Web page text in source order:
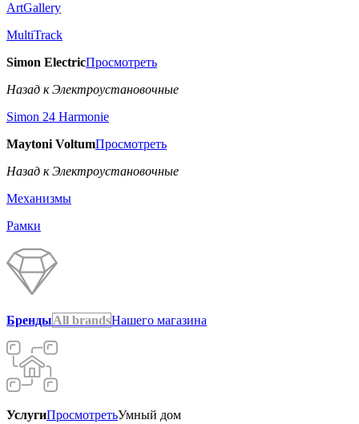
ArtGallery
MultiTrack
Simon ElectricПросмотреть
Назад к Электроустановочные
Simon 24 Harmonie
Maytoni VoltumПросмотреть
Назад к Электроустановочные
Механизмы
Рамки
БрендыAll brandsНашего магазина
УслугиПросмотретьУмный дом